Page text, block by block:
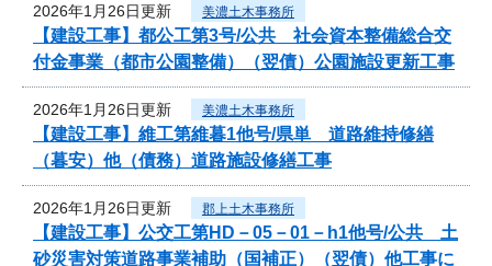
2026年1月26日更新 美濃土木事務所
【建設工事】都公工第3号/公共 社会資本整備総合交
付金事業（都市公園整備）（翌債）公園施設更新工事
2026年1月26日更新 美濃土木事務所
【建設工事】維工第維暮1他号/県単 道路維持修繕
（暮安）他（債務）道路施設修繕工事
2026年1月26日更新 郡上土木事務所
【建設工事】公交工第HD－05－01－h1他号/公共 土
砂災害対策道路事業補助（国補正）（翌債）他工事に